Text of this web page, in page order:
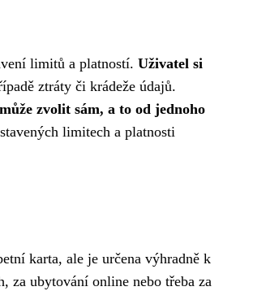
limitů a platností. Uživatel si
ztráty či krádeže údajů.
zvolit sám, a to od jednoho
limitech a platnosti
karta, ale je určena výhradně k
za ubytování online nebo třeba za